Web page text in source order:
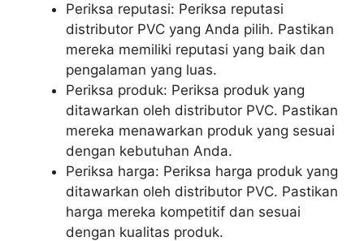
Periksa reputasi: Periksa reputasi
distributor PVC yang Anda pilih. Pastikan
mereka memiliki reputasi yang baik dan
pengalaman yang luas.
Periksa produk: Periksa produk yang
ditawarkan oleh distributor PVC. Pastikan
mereka menawarkan produk yang sesuai
dengan kebutuhan Anda.
Periksa harga: Periksa harga produk yang
ditawarkan oleh distributor PVC. Pastikan
harga mereka kompetitif dan sesuai
dengan kualitas produk.